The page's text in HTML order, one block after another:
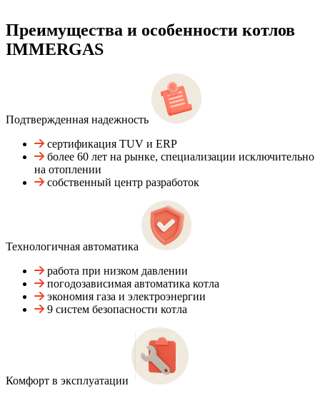
Преимущества и особенности котлов
IMMERGAS
Подтвержденная надежность
сертификация TUV и ERP
более 60 лет на рынке, специализации исключительно
на отоплении
собственный центр разработок
Технологичная автоматика
работа при низком давлении
погодозависимая автоматика котла
экономия газа и электроэнергии
9 систем безопасности котла
Комфорт в эксплуатации